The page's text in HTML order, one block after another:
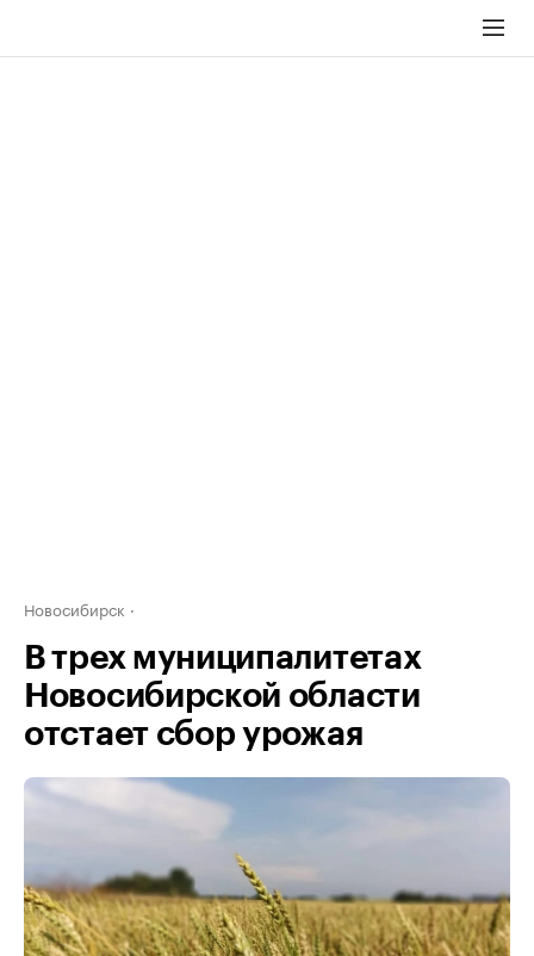
Новосибирск
В трех муниципалитетах
Новосибирской области
отстает сбор урожая